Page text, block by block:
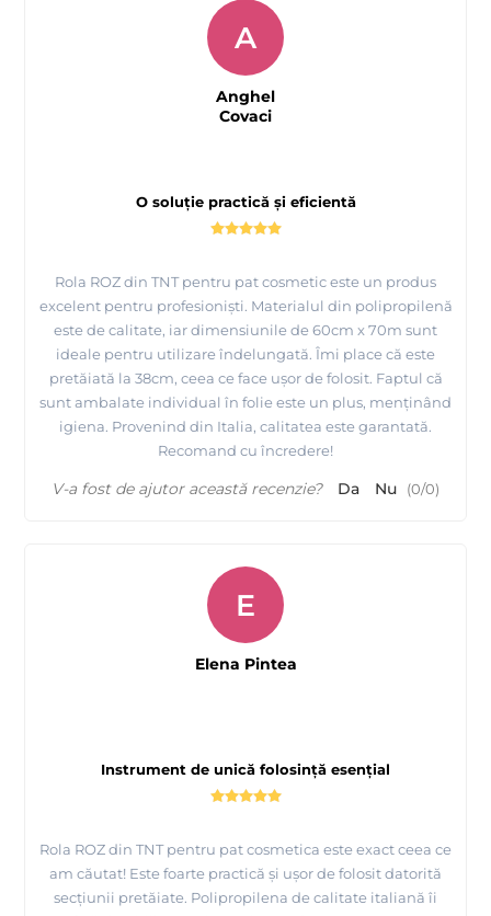
O soluție practică și eficientă
Rola ROZ din TNT pentru pat cosmetic este un produs
excelent pentru profesioniști. Materialul din polipropilenă
este de calitate, iar dimensiunile de 60cm x 70m sunt
ideale pentru utilizare îndelungată. Îmi place că este
pretăiată la 38cm, ceea ce face ușor de folosit. Faptul că
sunt ambalate individual în folie este un plus, menținând
igiena. Provenind din Italia, calitatea este garantată.
Recomand cu încredere!
A
Anghel
Covaci
V-a fost de ajutor această recenzie? Da Nu (0/0)
Instrument de unică folosință esențial
Rola ROZ din TNT pentru pat cosmetica este exact ceea ce
am căutat! Este foarte practică și ușor de folosit datorită
secțiunii pretăiate. Polipropilena de calitate italiană îi
E
Elena Pintea